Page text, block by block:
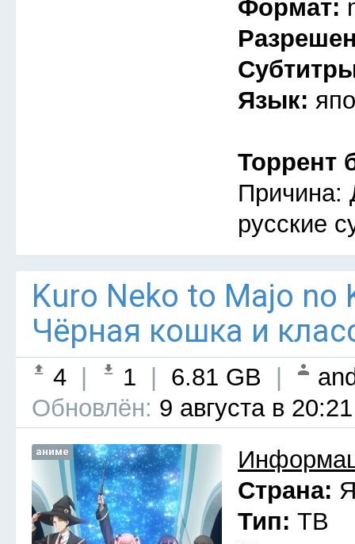
Формат:
Язык:
Торрент
Причина:
русские
Kuro Neko to Majo no
Чёрная кошка и
4 1 6.81 GB
Обновлён: 9 августа в 20:21
аниме
Страна:
Тип: ТВ